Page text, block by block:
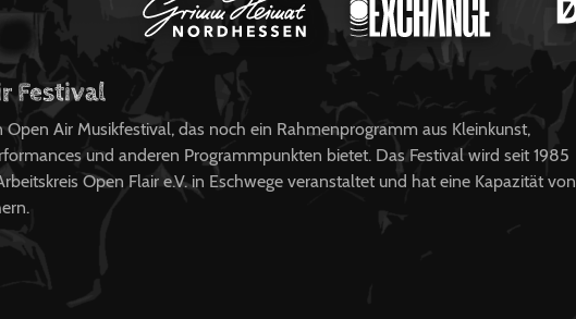
Festival
Open Air Musikfestival, das noch ein Rahmenprogramm aus Kleinkunst,
und anderen Programmpunkten bietet. Das Festival wird seit 1985
Open Flair e.V. in Eschwege veranstaltet und hat eine Kapazität von